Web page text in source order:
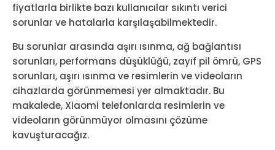
fiyatlarla birlikte bazı kullanıcılar sıkıntı verici
sorunlar ve hatalarla karşılaşabilmektedir.
Bu sorunlar arasında aşırı ısınma, ağ bağlantısı
sorunları, performans düşüklüğü, zayıf pil ömrü, GPS
sorunları, aşırı ısınma ve resimlerin ve videoların
cihazlarda görünmemesi yer almaktadır. Bu
makalede, Xiaomi telefonlarda resimlerin ve
videoların görünmüyor olmasını çözüme
kavuşturacağız.